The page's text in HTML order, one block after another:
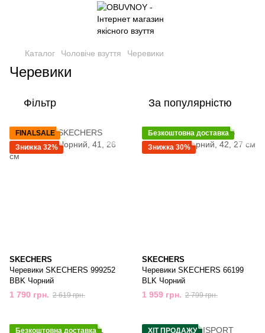
Каталог Чоловіче взуття Черевики
Черевики
Фільтр За популярністю
FINALSALE
Знижка 32%
SKECHERS
Черевики SKECHERS 999252
BBK Чорний
1 790 грн. 2 619 грн.
Безкоштовна доставка
Знижка 30%
SKECHERS
Черевики SKECHERS 66199
BLK Чорний
1 959 грн. 2 799 грн.
Безкоштовна доставка
ХІТ ПРОДАЖУ